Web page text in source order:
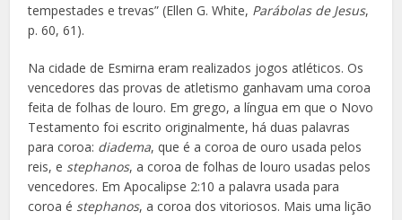
tempestades e trevas” (Ellen G. White, Parábolas de Jesus,
p. 60, 61).
Na cidade de Esmirna eram realizados jogos atléticos. Os
vencedores das provas de atletismo ganhavam uma coroa
feita de folhas de louro. Em grego, a língua em que o Novo
Testamento foi escrito originalmente, há duas palavras
para coroa: diadema, que é a coroa de ouro usada pelos
reis, e stephanos, a coroa de folhas de louro usadas pelos
vencedores. Em Apocalipse 2:10 a palavra usada para
coroa é stephanos, a coroa dos vitoriosos. Mais uma lição